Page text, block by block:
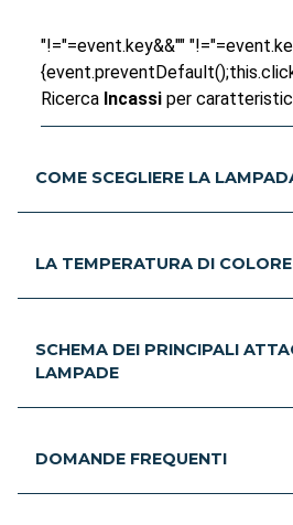
"!="=event.key&&""
Ricerca Incassiper
COME SCEGLIERE LA
LA TEMPERATURA DI COLORE
SCHEMA DEI PRINCIPALI
LAMPADE
DOMANDE FREQUENTI